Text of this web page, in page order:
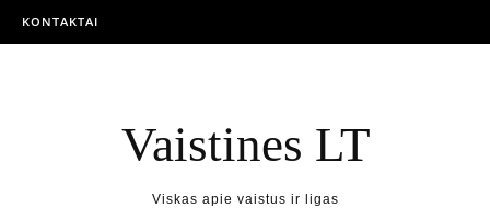
KONTAKTAI
Vaistines LT
Viskas apie vaistus ir ligas